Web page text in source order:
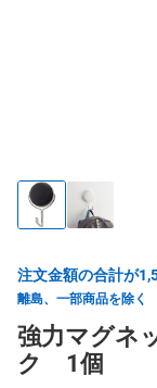
注文金額の合計が
離島、一部商品を除く
強力マグ
ク 1個